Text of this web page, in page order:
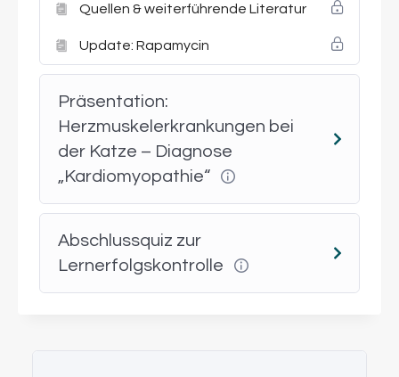
Quellen & weiterführende Literatur
Update: Rapamycin
Präsentation:
Herzmuskelerkrankungen bei
der Katze – Diagnose
„Kardiomyopathie“
Abschlussquiz zur
Lernerfolgskontrolle